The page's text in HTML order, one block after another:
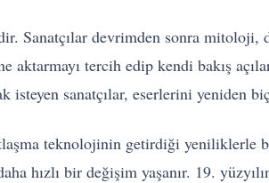
Sanatçılar devrimden sonra
tercih edip kendi bakış
sanatçılar, eserlerini yeniden
teknolojinin getirdiği yeniliklerle
hızlı bir değişim yaşanır. 19.